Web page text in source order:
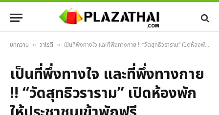
บทความ » วาไรตี้ » เป็นที่พึ่งทางใจ และที่พึ่งทางกาย !! “วัดสุทธิวราราม” เปิดห้องพักให้ประชาชนเข้าพักฟรี
เป็นที่พึ่งทางใจ และที่พึ่งทางกาย
!! “วัดสุทธิวราราม” เปิดห้องพัก